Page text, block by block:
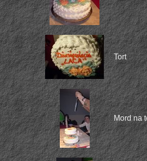
Tort
Mord na